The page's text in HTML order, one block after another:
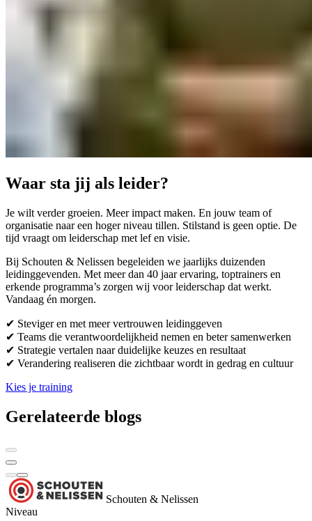
Waar sta jij als leider?
Je wilt verder groeien. Meer impact maken. En jouw team of
organisatie naar een hoger niveau tillen. Stilstand is geen optie. De
tijd vraagt om leiderschap met lef en visie.
Bij Schouten & Nelissen begeleiden we jaarlijks duizenden
leidinggevenden. Met meer dan 40 jaar ervaring, toptrainers en
erkende programma’s zorgen wij voor leiderschap dat werkt.
Vandaag én morgen.
✔ Steviger en met meer vertrouwen leidinggeven
✔ Teams die verantwoordelijkheid nemen en beter samenwerken
✔ Strategie vertalen naar duidelijke keuzes en resultaat
✔ Verandering realiseren die zichtbaar wordt in gedrag en cultuur
Kies je training
Gerelateerde blogs
Schouten & Nelissen
Niveau